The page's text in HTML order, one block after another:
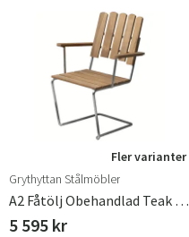
Fler varianter
Grythyttan Stålmöbler
A2 Fåtölj Obehandlad Teak / Varmförzinkat Stativ
5 595 kr